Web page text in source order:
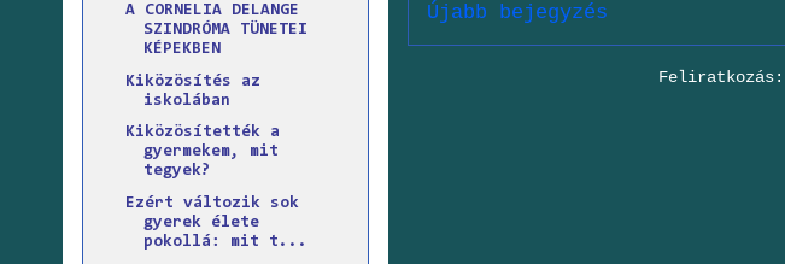
Újabb bejegyzés
Feliratkozás:
A CORNELIA DELANGE
SZINDRÓMA TÜNETEI
KÉPEKBEN
Kiközösítés az
iskolában
Kiközösítették a
gyermekem, mit
tegyek?
Ezért változik sok
gyerek élete
pokollá: mit t...